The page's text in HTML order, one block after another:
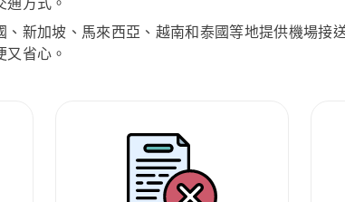
新加坡、馬來西亞、越南和泰國等地提供機場接
省心。